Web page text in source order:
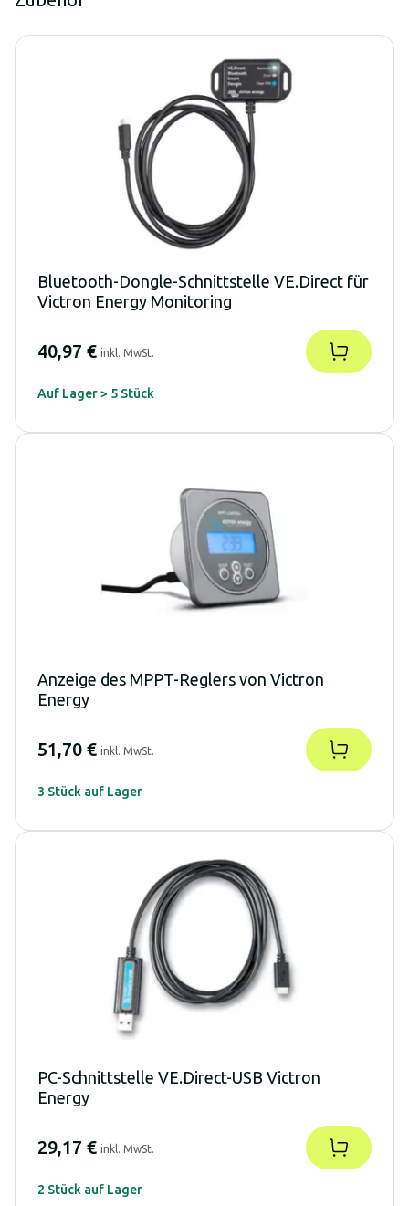
Bluetooth-Dongle-Schnittstelle VE.Direct für
Victron Energy Monitoring
40,97 € inkl. MwSt.
Auf Lager > 5 Stück
Anzeige des MPPT-Reglers von Victron
Energy
51,70 € inkl. MwSt.
3 Stück auf Lager
PC-Schnittstelle VE.Direct-USB Victron
Energy
29,17 € inkl. MwSt.
2 Stück auf Lager